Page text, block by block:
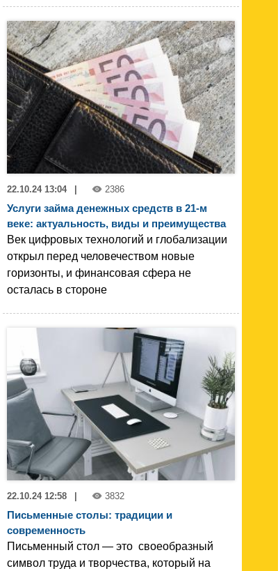
22.10.24 13:04 2386
Услуги займа денежных средств в 21-м
веке: актуальность, виды и преимущества
Век цифровых технологий и глобализации
открыл перед человечеством новые
горизонты, и финансовая сфера не
осталась в стороне
22.10.24 12:58 3832
Письменные столы: традиции и
современность
Письменный стол — это своеобразный
символ труда и творчества, который на